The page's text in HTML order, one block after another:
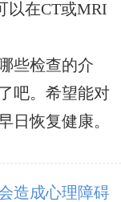
以在CT或MRI
些检查的介
吧。希望能对
日恢复健康。
造成心理障碍